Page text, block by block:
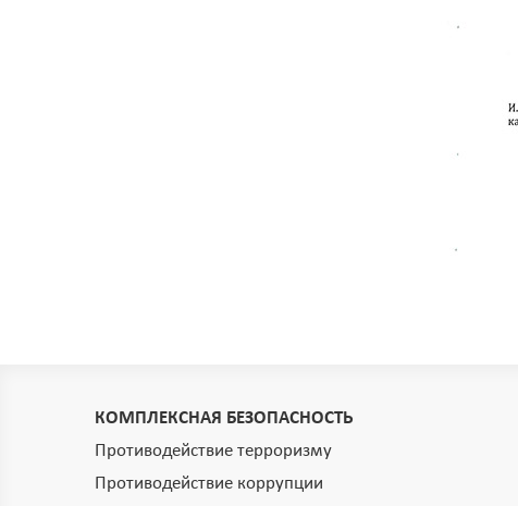
КОМПЛЕКСНАЯ БЕЗОПАСНОСТЬ
Противодействие терроризму
Противодействие коррупции